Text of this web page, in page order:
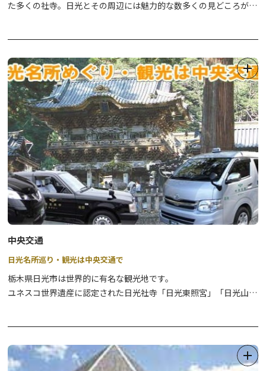
た多くの社寺。日光とその周辺には魅力的な数多くの見どころがあ
しいスタッフがお出迎えします。
日光観光の起点としても、トヨタレンタカーにぜひお立ち寄りくだ
さい。
ご予約はお電話いただくか、予約ホームページからどうぞ。
☆☆TOYOTA SHAREでもっと便利に！☆☆
東武バスターミナルの他、中禅寺温泉バスターミナル、湯元温泉な
どでカーシェアが可能になりました！
詳細はこちら
中央交通
日光名所巡り・観光は中央交通で
栃木県日光市は世界的に有名な観光地です。
ユネスコ世界遺産に認定された日光社寺「日光東照宮」「日光山輪
「中央交通」では良心的な料金体制で運行しております。
お客様のニーズにあったコースで日光市観光を満喫してください。